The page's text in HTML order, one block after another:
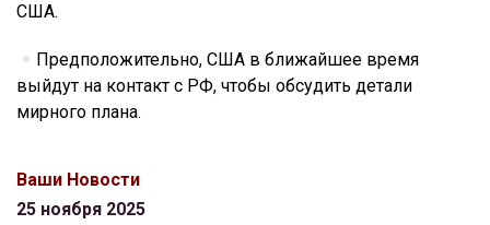
США.
Предположительно, США в ближайшее время
выйдут на контакт с РФ, чтобы обсудить детали
мирного плана.
Ваши Новости
25 ноября 2025